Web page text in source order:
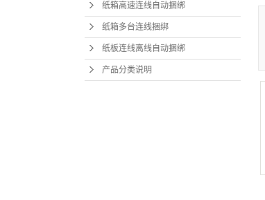
纸箱高速连线自动捆绑
纸箱多台连线捆绑
纸板连线离线自动捆绑
产品分类说明